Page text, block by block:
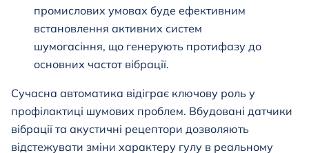
промислових умовах буде ефективним
встановлення активних систем
шумогасіння, що генерують протифазу до
основних частот вібрації.
Сучасна автоматика відіграє ключову роль у
профілактиці шумових проблем. Вбудовані датчики
вібрації та акустичні рецептори дозволяють
відстежувати зміни характеру гулу в реальному